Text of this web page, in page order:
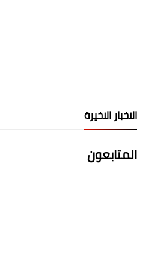
الاخبار الاخيرة
المتابعون